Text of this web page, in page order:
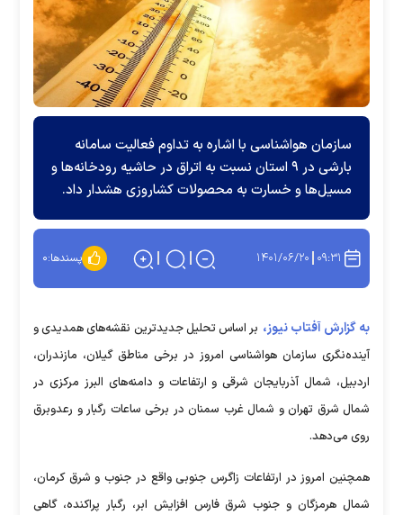
سازمان هواشناسی با اشاره به تداوم فعالیت سامانه
بارشی در ۹ استان نسبت به اتراق در حاشیه رودخانه‌ها و
مسیل‌ها و خسارت به محصولات کشاروزی هشدار داد.
۰۹:۳۱ ۱۴۰۱/۰۶/۲۰ پسندها:۰
به گزارش آفتاب نیوز، بر اساس تحلیل جدیدترین نقشه‌های همدیدی و
آینده‌نگری سازمان هواشناسی امروز در برخی مناطق گیلان، مازندران،
اردبیل، شمال آذربایجان شرقی و ارتفاعات و دامنه‌های البرز مرکزی در
شمال شرق تهران و شمال غرب سمنان در برخی ساعات رگبار و رعدوبرق
روی می‌دهد.
همچنین امروز در ارتفاعات زاگرس جنوبی واقع در جنوب و شرق کرمان،
شمال هرمزگان و جنوب شرق فارس افزایش ابر، رگبار پراکنده، گاهی